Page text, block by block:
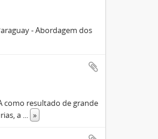
- Abordagem dos
como resultado de grande
a ... »